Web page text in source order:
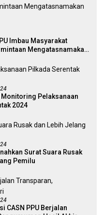
Imbau Masyarakat
Mengatasnamakan
Monitoring Pelaksanaan
2024
Surat Suara Rusak
Pemilu
CASN PPU Berjalan